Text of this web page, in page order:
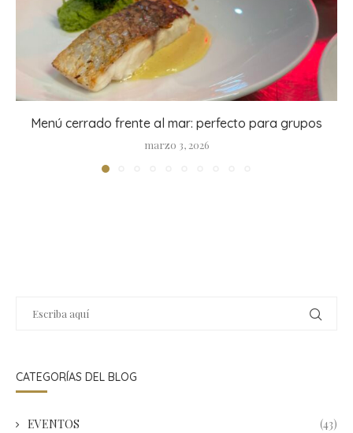
Menú cerrado frente al mar: perfecto para grupos
marzo 3, 2026
CATEGORÍAS DEL BLOG
EVENTOS (43)